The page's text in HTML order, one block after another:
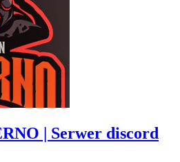
| Serwer discord